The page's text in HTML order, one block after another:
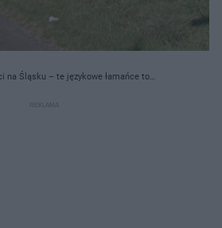
na Śląsku – te językowe łamańce to